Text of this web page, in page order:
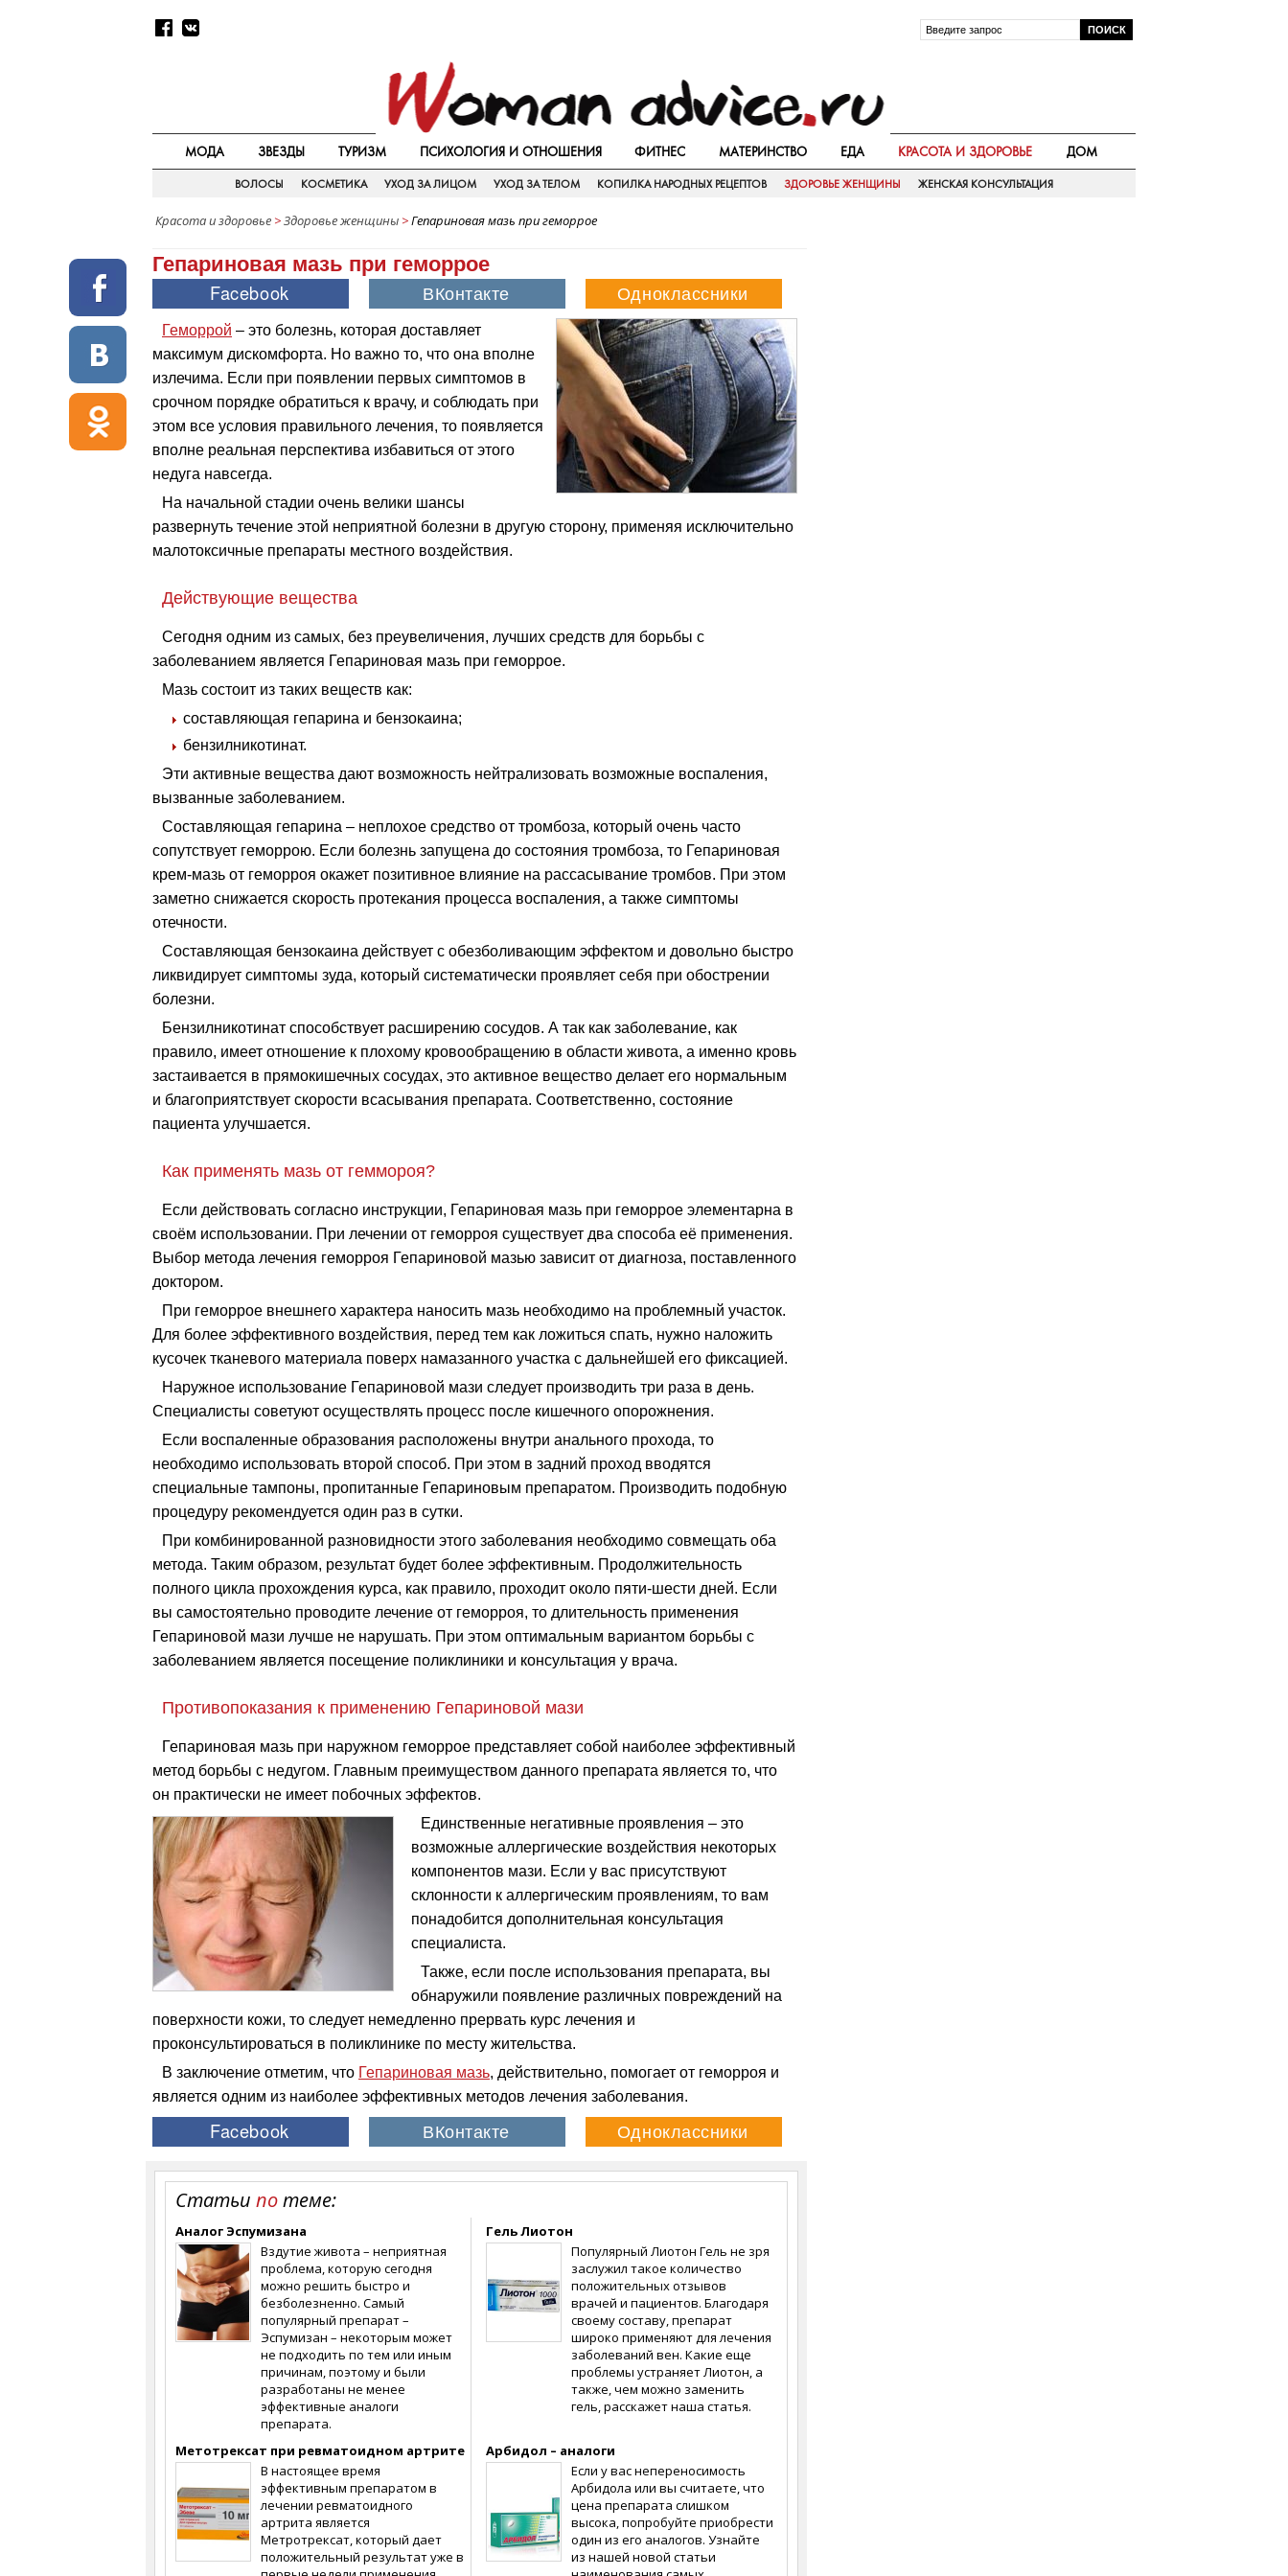
МОДА ЗВЕЗДЫ ТУРИЗМ ПСИХОЛОГИЯ И ОТНОШЕНИЯ ФИТНЕС МАТЕРИНСТВО ЕДА КРАСОТА И ЗДОРОВЬЕ ДОМ
ВОЛОСЫ КОСМЕТИКА УХОД ЗА ЛИЦОМ УХОД ЗА ТЕЛОМ КОПИЛКА НАРОДНЫХ РЕЦЕПТОВ ЗДОРОВЬЕ ЖЕНЩИНЫ ЖЕНСКАЯ КОНСУЛЬТАЦИЯ
Красота и здоровье >Здоровье женщины >Гепариновая мазь при геморрое
Гепариновая мазь при геморрое
Геморрой – это болезнь, которая доставляет
максимум дискомфорта. Но важно то, что она вполне
излечима. Если при появлении первых симптомов в
срочном порядке обратиться к врачу, и соблюдать при
этом все условия правильного лечения, то появляется
вполне реальная перспектива избавиться от этого
недуга навсегда.
На начальной стадии очень велики шансы
развернуть течение этой неприятной болезни в другую сторону, применяя исключительно
малотоксичные препараты местного воздействия.
Действующие вещества
Сегодня одним из самых, без преувеличения, лучших средств для борьбы с
заболеванием является Гепариновая мазь при геморрое.
Мазь состоит из таких веществ как:
составляющая гепарина и бензокаина;
бензилникотинат.
Эти активные вещества дают возможность нейтрализовать возможные воспаления,
вызванные заболеванием.
Составляющая гепарина – неплохое средство от тромбоза, который очень часто
сопутствует геморрою. Если болезнь запущена до состояния тромбоза, то Гепариновая
крем-мазь от геморроя окажет позитивное влияние на рассасывание тромбов. При этом
заметно снижается скорость протекания процесса воспаления, а также симптомы
отечности.
Составляющая бензокаина действует с обезболивающим эффектом и довольно быстро
ликвидирует симптомы зуда, который систематически проявляет себя при обострении
болезни.
Бензилникотинат способствует расширению сосудов. А так как заболевание, как
правило, имеет отношение к плохому кровообращению в области живота, а именно кровь
застаивается в прямокишечных сосудах, это активное вещество делает его нормальным
и благоприятствует скорости всасывания препарата. Соответственно, состояние
пациента улучшается.
Как применять мазь от геммороя?
Если действовать согласно инструкции, Гепариновая мазь при геморрое элементарна в
своём использовании. При лечении от геморроя существует два способа её применения.
Выбор метода лечения геморроя Гепариновой мазью зависит от диагноза, поставленного
доктором.
При геморрое внешнего характера наносить мазь необходимо на проблемный участок.
Для более эффективного воздействия, перед тем как ложиться спать, нужно наложить
кусочек тканевого материала поверх намазанного участка с дальнейшей его фиксацией.
Наружное использование Гепариновой мази следует производить три раза в день.
Специалисты советуют осуществлять процесс после кишечного опорожнения.
Если воспаленные образования расположены внутри анального прохода, то
необходимо использовать второй способ. При этом в задний проход вводятся
специальные тампоны, пропитанные Гепариновым препаратом. Производить подобную
процедуру рекомендуется один раз в сутки.
При комбинированной разновидности этого заболевания необходимо совмещать оба
метода. Таким образом, результат будет более эффективным. Продолжительность
полного цикла прохождения курса, как правило, проходит около пяти-шести дней. Если
вы самостоятельно проводите лечение от геморроя, то длительность применения
Гепариновой мази лучше не нарушать. При этом оптимальным вариантом борьбы с
заболеванием является посещение поликлиники и консультация у врача.
Противопоказания к применению Гепариновой мази
Гепариновая мазь при наружном геморрое представляет собой наиболее эффективный
метод борьбы с недугом. Главным преимуществом данного препарата является то, что
он практически не имеет побочных эффектов.
Единственные негативные проявления – это
возможные аллергические воздействия некоторых
компонентов мази. Если у вас присутствуют
склонности к аллергическим проявлениям, то вам
понадобится дополнительная консультация
специалиста.
Также, если после использования препарата, вы
обнаружили появление различных повреждений на
поверхности кожи, то следует немедленно прервать курс лечения и
проконсультироваться в поликлинике по месту жительства.
В заключение отметим, что Гепариновая мазь, действительно, помогает от геморроя и
является одним из наиболее эффективных методов лечения заболевания.
Статьи потеме:
Аналог Эспумизана
Вздутие живота – неприятная
проблема, которую сегодня
можно решить быстро и
безболезненно. Самый
популярный препарат –
Эспумизан – некоторым может
не подходить по тем или иным
причинам, поэтому и были
разработаны не менее
эффективные аналоги
препарата.
Гель Лиотон
Популярный Лиотон Гель не зря
заслужил такое количество
положительных отзывов
врачей и пациентов. Благодаря
своему составу, препарат
широко применяют для лечения
заболеваний вен. Какие еще
проблемы устраняет Лиотон, а
также, чем можно заменить
гель, расскажет наша статья.
Метотрексат при ревматоидном артрите
В настоящее время
эффективным препаратом в
лечении ревматоидного
артрита является
Метротрексат, который дает
положительный результат уже в
Арбидол – аналоги
Если у вас непереносимость
Арбидола или вы считаете, что
цена препарата слишком
высока, попробуйте приобрести
один из его аналогов. Узнайте
из нашей новой статьи